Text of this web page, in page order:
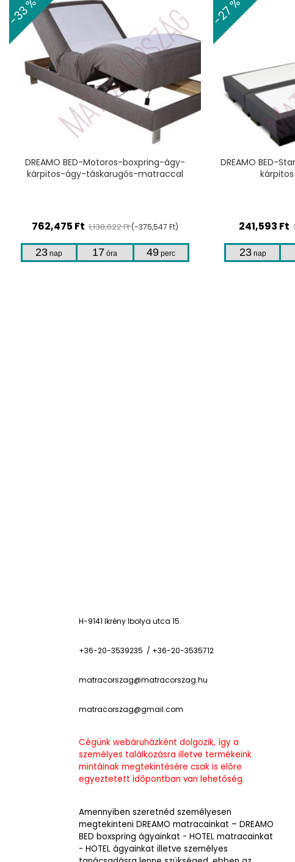
TERMÉKHEZ
-27 %
DREAMO BED-Standard 2-boxspring-ágy-
kárpitos ágy-fejvéggel
241,593 Ft 330,949 Ft(-89,356 Ft)
23 nap 17 óra 49 perc
-27 %
DREAMO BED-
243,938Ft
23 nap
H-9141 Ikrény Ibolya utca 15.
+36-20-3539235 / +36-20-3535712
matracorszag@matracorszag.hu
matracorszag@gmail.com
Cégünk webáruházként dolgozik, így a
személyes találkozásra illetve termékeink
mintáinak megtekintésére csak is előre
egyeztetett időpontban van lehetőség.
Amennyiben szeretnéd személyesen
megtekinteni DREAMO matracainkat – DREAMO
BED boxspring ágyainkat - HOTEL matracainkat
- HOTEL ágyainkat illetve személyes